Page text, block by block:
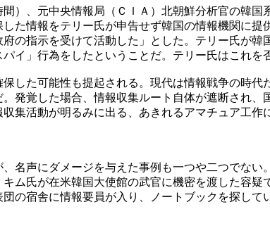
）、元中央情報局（ＣＩＡ）北朝鮮分析官の韓
た情報をテリー氏が申告せず韓国の情報機関に
の指示を受けて活動した」とした。テリー氏が
イ」行為をしたということだ。テリー氏はこれを
した可能性も提起される。現代は情報戦争の時
発覚した場合、情報収集ルート自体が遮断され
集活動が明るみに出る、あきれるアマチュア工
名声にダメージを与えた事例も一つや二つでな
ム氏が在米韓国大使館の武官に機密を渡した容
の宿舎に情報要員が入り、ノートブックを探し